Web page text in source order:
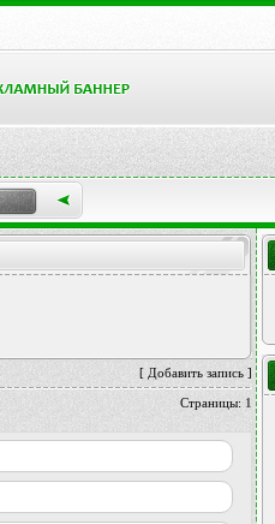
[ Добавить запись ]
Страницы: 1